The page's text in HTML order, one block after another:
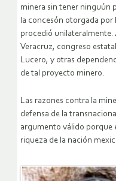
minera sin tener ninguún
la concesón otorgada por
procedió unilateralmente.
Veracruz, congreso
Lucero, y otras
de tal proyecto minero.
Las razones contra la
defensa de la
argumento válido porque
riqueza de la nación